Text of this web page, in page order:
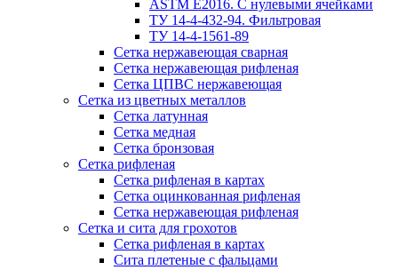
ASTM E2016. С нулевыми ячейками
ТУ 14-4-432-94. Фильтровая
ТУ 14-4-1561-89
Сетка нержавеющая сварная
Сетка нержавеющая рифленая
Сетка ЦПВС нержавеющая
Сетка из цветных металлов
Сетка латунная
Сетка медная
Сетка бронзовая
Сетка рифленая
Сетка рифленая в картах
Сетка оцинкованная рифленая
Сетка нержавеющая рифленая
Сетка и сита для грохотов
Сетка рифленая в картах
Сита плетеные с фальцами